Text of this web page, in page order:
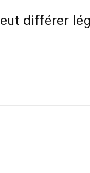
différer